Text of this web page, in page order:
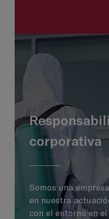
corporativa
Somos una
en nuestra
con el entorno en